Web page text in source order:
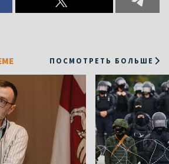
ПОСМОТРЕТЬ БОЛЬШЕ